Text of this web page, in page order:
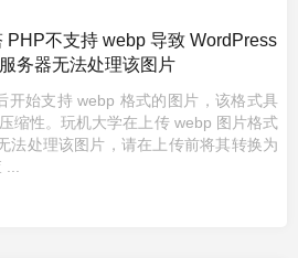
PHP不支持 webp 导致 WordPress
务器无法处理该图片
开始支持 webp 格式的图片，该格式具
缩性。玩机大学在上传 webp 图片格式
法处理该图片，请在上传前将其转换为